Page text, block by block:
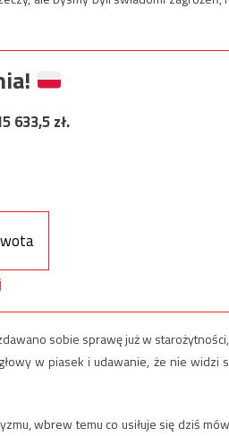
633,5zł.
sobie sprawę już w
w piasek i udawanie, że nie widzi
wbrew temu co usiłuje się dziś